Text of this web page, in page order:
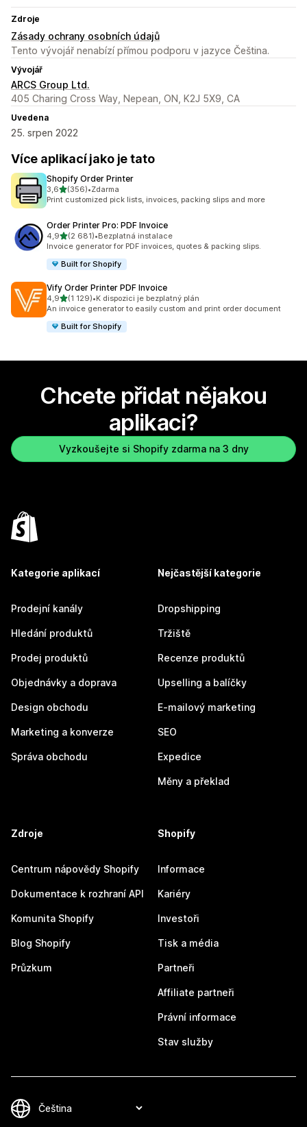
Zdroje
Zásady ochrany osobních údajů
Tento vývojář nenabízí přímou podporu v jazyce Čeština.
Vývojář
ARCS Group Ltd.
405 Charing Cross Way, Nepean, ON, K2J 5X9, CA
Uvedena
25. srpen 2022
Více aplikací jako je tato
Shopify Order Printer
3,6z 5 hvězd
(356)
Celkový počet recenzí: 356
•Zdarma
Print customized pick lists, invoices, packing slips and more
Order Printer Pro: PDF Invoice
4,9z 5 hvězd
(2 681)
Celkový počet recenzí: 2681
•Bezplatná instalace
Invoice generator for PDF invoices, quotes & packing slips.
Built for Shopify
Vify Order Printer PDF Invoice
4,9z 5 hvězd
(1 129)
Celkový počet recenzí: 1129
•K dispozici je bezplatný plán
An invoice generator to easily custom and print order document
Built for Shopify
Chcete přidat nějakou
aplikaci?
Vyzkoušejte si Shopify zdarma na 3 dny
Kategorie aplikací
Prodejní kanály
Hledání produktů
Prodej produktů
Objednávky a doprava
Design obchodu
Marketing a konverze
Správa obchodu
Nejčastější kategorie
Dropshipping
Tržiště
Recenze produktů
Upselling a balíčky
E-mailový marketing
SEO
Expedice
Měny a překlad
Zdroje
Centrum nápovědy Shopify
Dokumentace k rozhraní API
Komunita Shopify
Blog Shopify
Průzkum
Shopify
Informace
Kariéry
Investoři
Tisk a média
Partneři
Affiliate partneři
Právní informace
Stav služby